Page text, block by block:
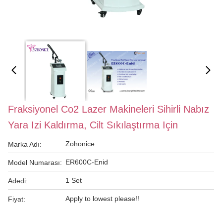
Fraksiyonel Co2 Lazer Makineleri Sihirli Nabız
Yara Izi Kaldırma, Cilt Sıkılaştırma Için
Marka Adı: Zohonice
Model Numarası: ER600C-Enid
Adedi: 1 Set
Fiyat: Apply to lowest please!!